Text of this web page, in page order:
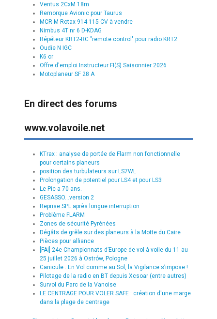
Ventus 2CxM 18m
Remorque Avionic pour Taurus
MCR-M Rotax 914 115 CV à vendre
Nimbus 4T nr 6 D-KDAG
Répéteur KRT2-RC "remote control" pour radio KRT2
Oudie N IGC
K6 cr
Offre d'emploi Instructeur FI(S) Saisonnier 2026
Motoplaneur SF 28 A
En direct des forums
www.volavoile.net
KTrax : analyse de portée de Flarm non fonctionnelle
pour certains planeurs
position des turbulateurs sur LS7WL
Prolongation de potentiel pour LS4 et pour LS3
Le Pic a 70 ans.
GESASSO...version 2
Reprise SPL après longue interruption
Problème FLARM
Zones de sécurité Pyrénées
Dégâts de grêle sur des planeurs à la Motte du Caire
Pièces pour alliance
[FAI] 24e Championnats d’Europe de vol à voile du 11 au
25 juillet 2026 à Ostrów, Pologne
Canicule : En Vol comme au Sol, la Vigilance s’impose !
Pilotage de la radio en BT depuis Xcsoar (entre autres)
Survol du Parc de la Vanoise
LE CENTRAGE POUR VOLER SAFE : création d'une marge
dans la plage de centrage